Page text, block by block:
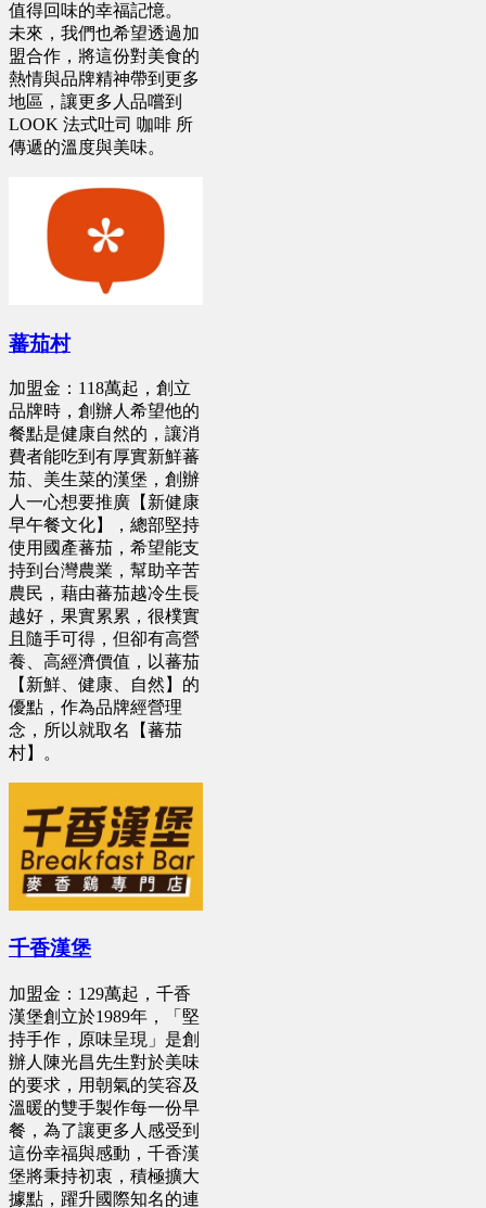
值得回味的幸福記憶。
未來，我們也希望透過加
盟合作，將這份對美食的
熱情與品牌精神帶到更多
地區，讓更多人品嚐到
LOOK 法式吐司 咖啡 所
傳遞的溫度與美味。
蕃茄村
加盟金：118萬起，創立
品牌時，創辦人希望他的
餐點是健康自然的，讓消
費者能吃到有厚實新鮮蕃
茄、美生菜的漢堡，創辦
人一心想要推廣【新健康
早午餐文化】，總部堅持
使用國產蕃茄，希望能支
持到台灣農業，幫助辛苦
農民，藉由蕃茄越冷生長
越好，果實累累，很樸實
且隨手可得，但卻有高營
養、高經濟價值，以蕃茄
【新鮮、健康、自然】的
優點，作為品牌經營理
念，所以就取名【蕃茄
村】。
千香漢堡
加盟金：129萬起，千香
漢堡創立於1989年，「堅
持手作，原味呈現」是創
辦人陳光昌先生對於美味
的要求，用朝氣的笑容及
溫暖的雙手製作每一份早
餐，為了讓更多人感受到
這份幸福與感動，千香漢
堡將秉持初衷，積極擴大
據點，躍升國際知名的連